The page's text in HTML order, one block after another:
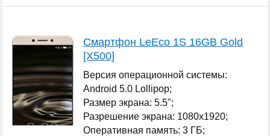
Смартфон LeEco 1S 16GB Gold
[X500]
Версия операционной системы:
Android 5.0 Lollipop;
Размер экрана: 5.5";
Разрешение экрана: 1080x1920;
Оперативная память: 3 ГБ;